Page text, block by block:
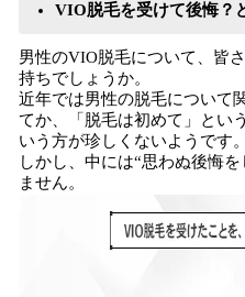
VIO脱毛を受けて後悔？
男性のVIO脱毛について、皆
持ちでしょうか。
近年では男性の脱毛について
てか、「脱毛は初めて」とい
いう方が珍しくないようです。
しかし、中には“思わぬ後悔
ません。